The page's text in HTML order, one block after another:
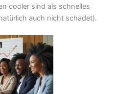
cooler sind als schnelles
auch nicht schadet).